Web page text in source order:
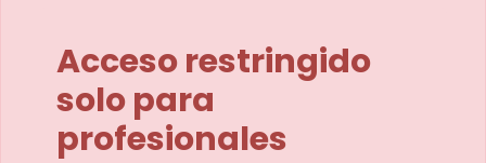
Acceso restringido
solo para
profesionales